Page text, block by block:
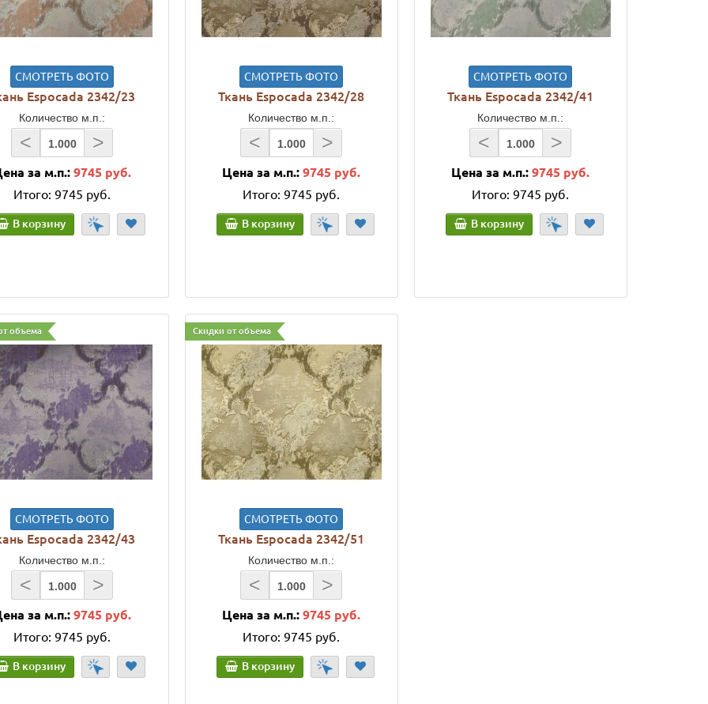
СМОТРЕТЬ ФОТО
Espocada 2342/23
Количество м.п.:
< >
за м.п.:9745 руб.
Итого:9745 руб.
В корзину
СМОТРЕТЬ ФОТО
Ткань Espocada 2342/28
Количество м.п.:
< >
Цена за м.п.:9745 руб.
Итого:9745 руб.
В корзину
СМОТРЕТЬ ФОТО
Ткань Espocada 2342/41
Количество м.п.:
< >
Цена за м.п.:9745 руб.
Итого:9745 руб.
В корзину
объема
СМОТРЕТЬ ФОТО
Espocada 2342/43
Количество м.п.:
< >
за м.п.:9745 руб.
Итого:9745 руб.
В корзину
Скидки от объема
СМОТРЕТЬ ФОТО
Ткань Espocada 2342/51
Количество м.п.:
< >
Цена за м.п.:9745 руб.
Итого:9745 руб.
В корзину